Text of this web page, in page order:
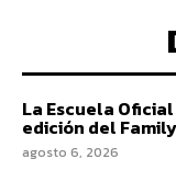
La Escuela
edición del
agosto 6, 2026